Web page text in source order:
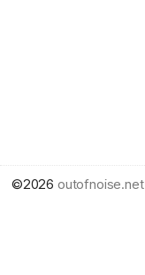
©2026 outofnoise.net